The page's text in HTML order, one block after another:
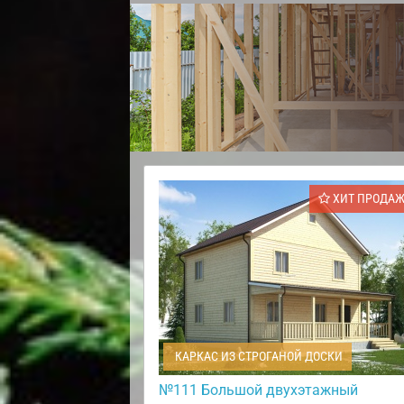
ХИТ ПРОДАЖ
КАРКАС ИЗ СТРОГАНОЙ ДОСКИ
№111 Большой двухэтажный